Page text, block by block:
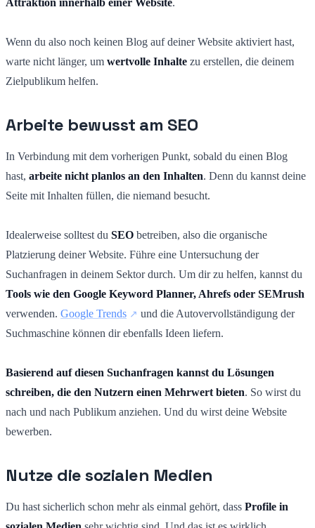
Wenn du also noch keinen Blog auf deiner Website aktiviert hast,
warte nicht länger, um wertvolle Inhalte zu erstellen, die deinem
Zielpublikum helfen.
Arbeite bewusst am SEO
In Verbindung mit dem vorherigen Punkt, sobald du einen Blog
hast, arbeite nicht planlos an den Inhalten. Denn du kannst deine
Seite mit Inhalten füllen, die niemand besucht.
Idealerweise solltest du SEO betreiben, also die organische
Platzierung deiner Website. Führe eine Untersuchung der
Suchanfragen in deinem Sektor durch. Um dir zu helfen, kannst du
Tools wie den Google Keyword Planner, Ahrefs oder SEMrush
verwenden. Google Trends
und die Autovervollständigung der
Suchmaschine können dir ebenfalls Ideen liefern.
Basierend auf diesen Suchanfragen kannst du Lösungen
schreiben, die den Nutzern einen Mehrwert bieten. So wirst du
nach und nach Publikum anziehen. Und du wirst deine Website
bewerben.
Nutze die sozialen Medien
Du hast sicherlich schon mehr als einmal gehört, dass Profile in